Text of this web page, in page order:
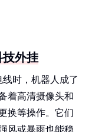
技外挂
时，机器人成了
着高清摄像头和
换等操作。它们
风或暴雨也能稳